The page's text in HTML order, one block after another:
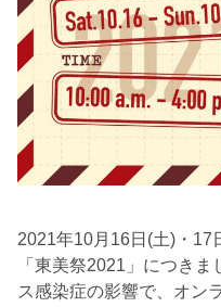
2021年10月16日(土)・17
「東美祭2021」につき
ス感染症の影響で、オン